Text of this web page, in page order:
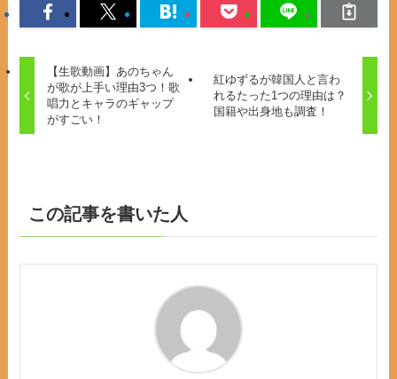
【生歌動画】あのちゃん
が歌が上手い理由3つ！歌
唱力とキャラのギャップ
がすごい！
紅ゆずるが韓国人と言わ
れるたった1つの理由は？
国籍や出身地も調査！
この記事を書いた人